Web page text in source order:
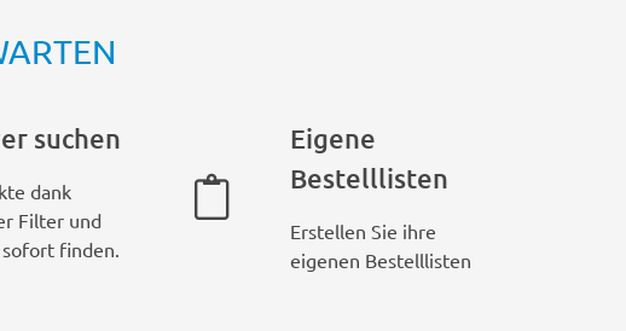
suchen
dank
Filter und
finden.
Eigene
Bestelllisten
Erstellen Sie ihre
eigenen Bestelllisten